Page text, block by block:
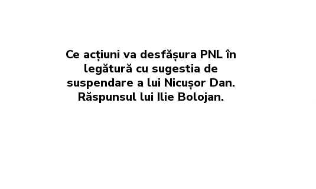
Ce acțiuni va desfășura PNL în
legătură cu sugestia de
suspendare a lui Nicușor Dan.
Răspunsul lui Ilie Bolojan.